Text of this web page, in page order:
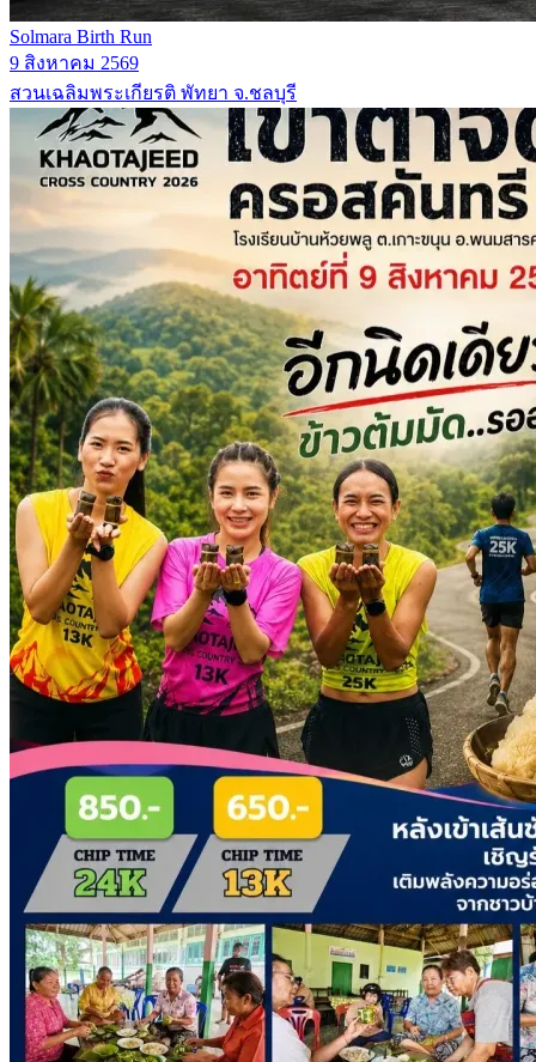
Solmara Birth Run
9 สิงหาคม 2569
สวนเฉลิมพระเกียรติ พัทยา จ.ชลบุรี